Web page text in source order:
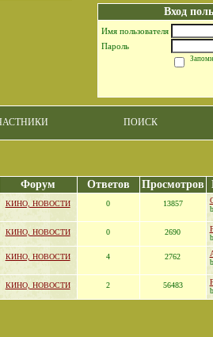
Вход
Имя пользователя
Пароль
ПОИСК
Форум Ответов Просмотров
КИНО, НОВОСТИ 0 13857
КИНО, НОВОСТИ 0 2690
КИНО, НОВОСТИ 4 2762
КИНО, НОВОСТИ 2 56483